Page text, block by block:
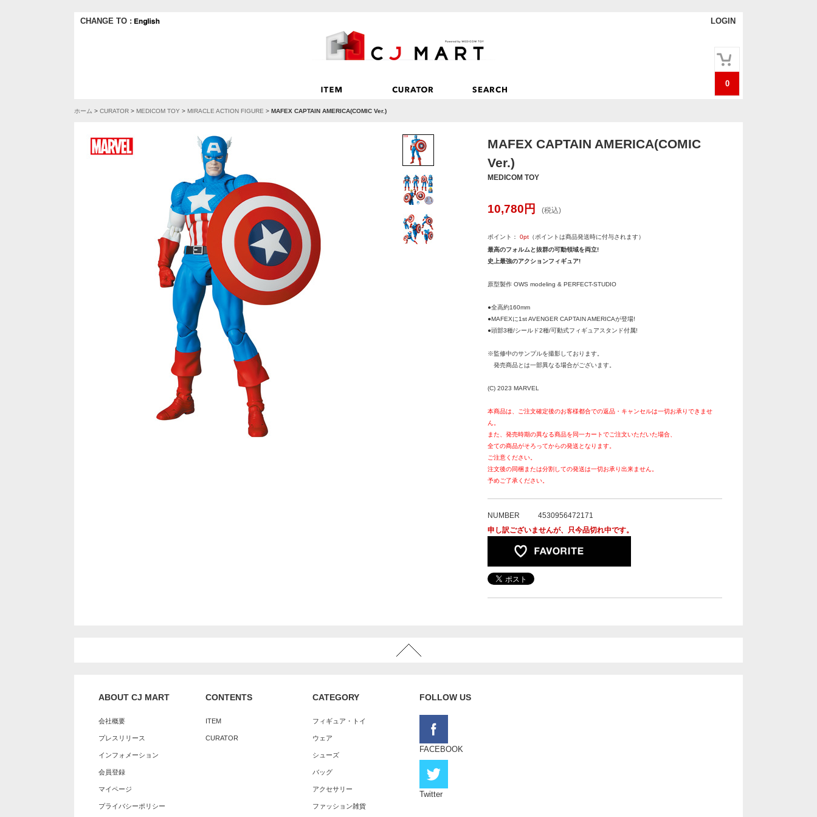
CHANGE TO : LOGIN
0
ホーム > CURATOR > MEDICOM TOY > MIRACLE ACTION FIGURE > MAFEX CAPTAIN AMERICA(COMIC Ver.)
MAFEX CAPTAIN AMERICA(COMIC
Ver.)
MEDICOM TOY
10,780 円 (税込)
ポイント： 0pt （ポイントは商品発送時に付与されます）
最高のフォルムと抜群の可動領域を両立!
史上最強のアクションフィギュア!
原型製作 OWS modeling & PERFECT-STUDIO
●全高約160mm
●MAFEXに1st AVENGER CAPTAIN AMERICAが登場!
●頭部3種/シールド2種/可動式フィギュアスタンド付属!
※監修中のサンプルを撮影しております。
発売商品とは一部異なる場合がございます。
(C) 2023 MARVEL
本商品は、ご注文確定後のお客様都合での返品・キャンセルは一切お承りできませ
ん。
また、発売時期の異なる商品を同一カートでご注文いただいた場合、
全ての商品がそろってからの発送となります。
ご注意ください。
注文後の同梱または分割しての発送は一切お承り出来ません。
予めご了承ください。
NUMBER
4530956472171
申し訳ございませんが、只今品切れ中です。
ABOUT CJ MART
会社概要
プレスリリース
インフォメーション
会員登録
マイページ
プライバシーポリシー
CONTENTS
ITEM
CURATOR
CATEGORY
フィギュア・トイ
ウェア
シューズ
バッグ
アクセサリー
ファッション雑貨
FOLLOW US
FACEBOOK
Twitter